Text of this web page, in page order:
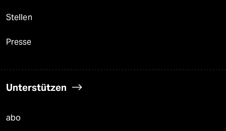
Stellen
Presse
Unterstützen
abo